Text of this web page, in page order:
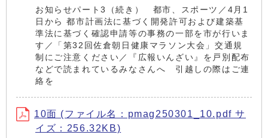
お知らせパート3（続き） 都市、スポーツ／4月1
日から 都市計画法に基づく開発許可および建築基
準法に基づく確認申請等の事務の一部を市が行いま
す／「第32回佐倉朝日健康マラソン大会」交通規
制にご注意ください／『広報いんざい』を戸別配布
などで読まれているみなさんへ 引越しの際はご連
絡を
10面 (ファイル名：pmag250301_10.pdf サ
イズ：256.32KB)